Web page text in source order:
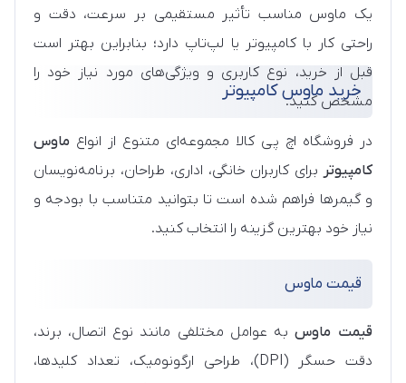
یک ماوس مناسب تأثیر مستقیمی بر سرعت، دقت و
راحتی کار با کامپیوتر یا لپ‌تاپ دارد؛ بنابراین بهتر است
قبل از خرید، نوع کاربری و ویژگی‌های مورد نیاز خود را
مشخص کنید.
خرید ماوس کامپیوتر
در فروشگاه اچ پی کالا مجموعه‌ای متنوع از انواع ماوس
کامپیوتر برای کاربران خانگی، اداری، طراحان، برنامه‌نویسان
و گیمرها فراهم شده است تا بتوانید متناسب با بودجه و
نیاز خود بهترین گزینه را انتخاب کنید.
قیمت ماوس
قیمت ماوس به عوامل مختلفی مانند نوع اتصال، برند،
دقت حسگر (DPI)، طراحی ارگونومیک، تعداد کلیدها،